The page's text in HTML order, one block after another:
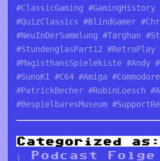
#ClassicGaming
#QuizClassics #BlindGamer
#NeuInDerSammlung #Targhan
#StundenglasPart12 #RetroPlay
#MagisthansSpielekiste #Andy
#SunoKI #C64 #Amiga
#PatrickBecher #RobinLoesch
#BespielbaresMuseum
Categorized as:
|
Podcast Folge